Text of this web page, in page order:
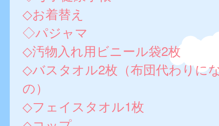
◇お着替え
◇パジャマ
◇汚物入れ用ビニール袋2枚
◇バスタオル2枚（布団代わりに
の）
◇フェイスタオル1枚